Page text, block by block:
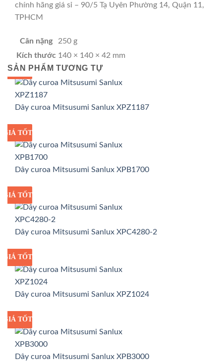
chính hãng giá sỉ – 90/5 Tạ Uyên Phường 14, Quận 11,
TPHCM
Cân nặng
250 g
Kích thước 140 × 140 × 42 mm
SẢN PHẨM TƯƠNG TỰ
GIÁ SỈ
GIÁ TỐT
Dây curoa Mitsusumi Sanlux XPZ1187
GIÁ SỈ
GIÁ TỐT
Dây curoa Mitsusumi Sanlux XPB1700
GIÁ SỈ
GIÁ TỐT
Dây curoa Mitsusumi Sanlux XPC4280-2
GIÁ SỈ
GIÁ TỐT
Dây curoa Mitsusumi Sanlux XPZ1024
GIÁ SỈ
GIÁ TỐT
Dây curoa Mitsusumi Sanlux XPB3000